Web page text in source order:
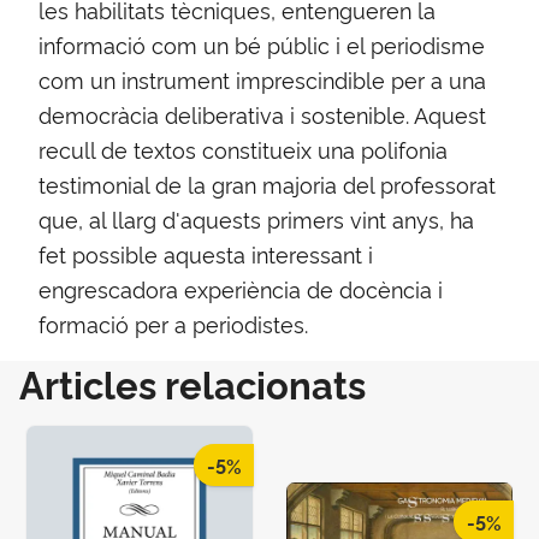
les habilitats tècniques, entengueren la
informació com un bé públic i el periodisme
com un instrument imprescindible per a una
democràcia deliberativa i sostenible. Aquest
recull de textos constitueix una polifonia
testimonial de la gran majoria del professorat
que, al llarg d'aquests primers vint anys, ha
fet possible aquesta interessant i
engrescadora experiència de docència i
formació per a periodistes.
Articles relacionats
-5%
-5%